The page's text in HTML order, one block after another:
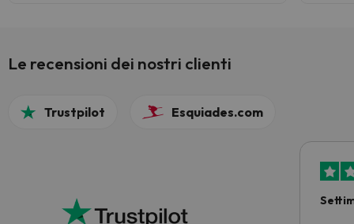
Le recensioni dei nostri clienti
Trustpilot Esquiades.com